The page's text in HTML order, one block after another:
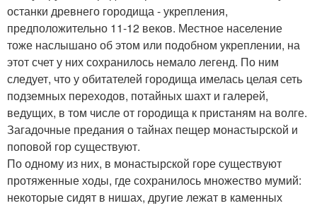
останки древнего городища - укрепления,
предположительно 11-12 веков. Местное население
тоже наслышано об этом или подобном укреплении, на
этот счет у них сохранилось немало легенд. По ним
следует, что у обитателей городища имелась целая сеть
подземных переходов, потайных шахт и галерей,
ведущих, в том числе от городища к пристаням на волге.
Загадочные предания о тайнах пещер монастырской и
поповой гор существуют.
По одному из них, в монастырской горе существуют
протяженные ходы, где сохранилось множество мумий:
некоторые сидят в нишах, другие лежат в каменных